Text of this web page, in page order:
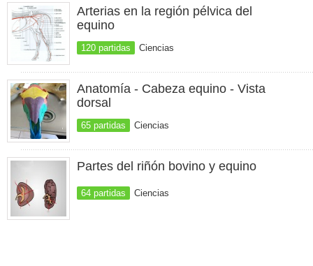
Arterias en la región pélvica del
equino
120 partidas Ciencias
Anatomía - Cabeza equino - Vista
dorsal
65 partidas Ciencias
Partes del riñón bovino y equino
64 partidas Ciencias